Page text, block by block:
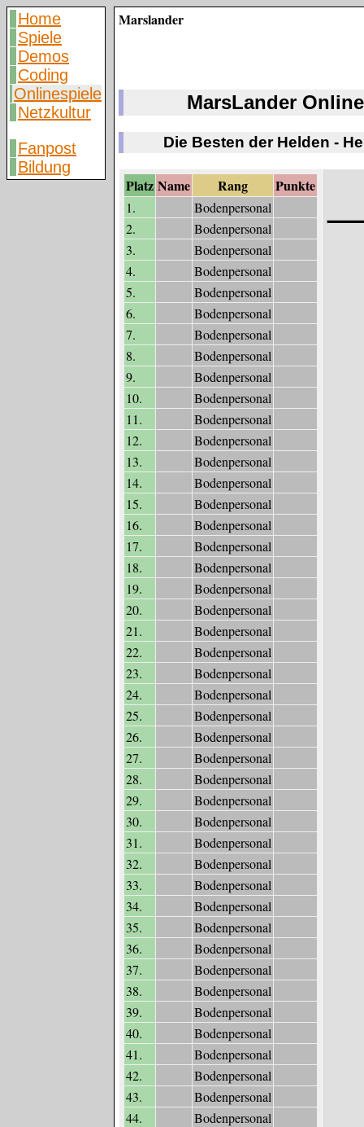
Home
Spiele
Demos
Coding
Onlinespiele
Netzkultur
Fanpost
Bildung
Marslander
MarsLander
Die Besten der Helden -
Platz Name Rang Punkte
1.
Bodenpersonal
2.
Bodenpersonal
3.
Bodenpersonal
4.
Bodenpersonal
5.
Bodenpersonal
6.
Bodenpersonal
7.
Bodenpersonal
8.
Bodenpersonal
9.
Bodenpersonal
10.
Bodenpersonal
11.
Bodenpersonal
12.
Bodenpersonal
13.
Bodenpersonal
14.
Bodenpersonal
15.
Bodenpersonal
16.
Bodenpersonal
17.
Bodenpersonal
18.
Bodenpersonal
19.
Bodenpersonal
20.
Bodenpersonal
21.
Bodenpersonal
22.
Bodenpersonal
23.
Bodenpersonal
24.
Bodenpersonal
25.
Bodenpersonal
26.
Bodenpersonal
27.
Bodenpersonal
28.
Bodenpersonal
29.
Bodenpersonal
30.
Bodenpersonal
31.
Bodenpersonal
32.
Bodenpersonal
33.
Bodenpersonal
34.
Bodenpersonal
35.
Bodenpersonal
36.
Bodenpersonal
37.
Bodenpersonal
38.
Bodenpersonal
39.
Bodenpersonal
40.
Bodenpersonal
41.
Bodenpersonal
42.
Bodenpersonal
43.
Bodenpersonal
44.
Bodenpersonal